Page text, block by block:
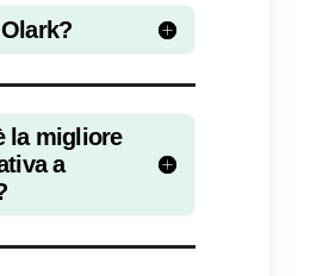
vengono lasciate
e l’azienda riceve e-mail
persone con cui
sappiamo, le email